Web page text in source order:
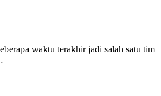
waktu terakhir jadi salah satu tim